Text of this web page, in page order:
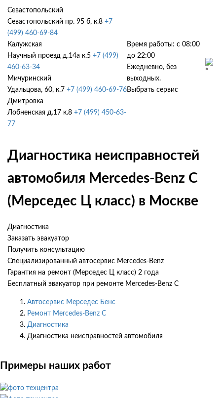
Севастопольский
Севастопольский пр. 95 б, к.8 +7
(499) 460-69-84
Калужская
Научный проезд д.14а к.5 +7 (499)
460-63-34
Мичуринский
Удальцова, 60, к.7 +7 (499) 460-69-76
Дмитровка
Лобненская д.17 к.8 +7 (499) 450-63-
77
Время работы: с 08:00
до 22:00
Ежедневно, без
выходных.
Выбрать сервис
Диагностика неисправностей
автомобиля Mercedes-Benz C
(Мерседес Ц класс) в Москве
Диагностика
Заказать эвакуатор
Получить консультацию
Специализированный автосервис Mercedes-Benz
Гарантия на ремонт (Мерседес Ц класс) 2 года
Бесплатный эвакуатор при ремонте Mercedes-Benz C
Автосервис Мерседес Бенс
Ремонт Mercedes-Benz C
Диагностика
Диагностика неисправностей автомобиля
Примеры наших работ